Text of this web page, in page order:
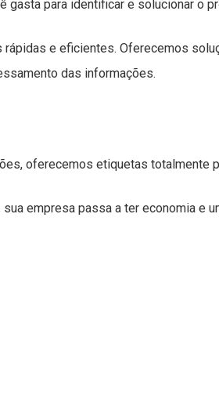
gasta para identificar e solucionar o
e eficientes. Oferecemos
das informações.
oferecemos etiquetas totalmente
empresa passa a ter economia e